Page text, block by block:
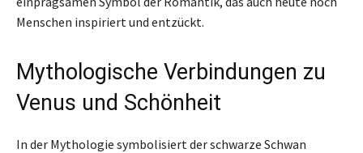
Menschen inspiriert und entzückt.
Mythologische Verbindungen zu
Venus und Schönheit
In der Mythologie symbolisiert der schwarze Schwan